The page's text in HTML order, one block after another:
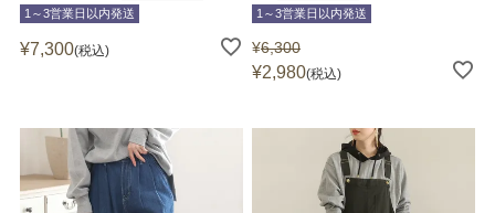
1～3営業日以内発送
¥7,300 税込
1～3営業日以内発送
¥6,300
¥2,980 税込